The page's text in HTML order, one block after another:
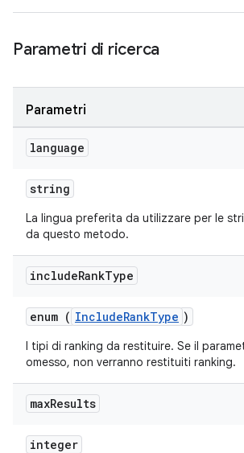
Parametri di ricerca
Parametri
language
string
La lingua preferita da utilizzare per le
da questo metodo.
includeRankType
enum ( IncludeRankType )
I tipi di ranking da restituire. Se il
omesso, non verranno restituiti ranking.
maxResults
integer